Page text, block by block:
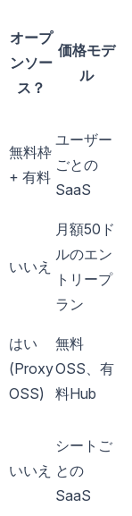
オープ
ンソー
ス？
価格モデ
ル
無料枠
+ 有料
ユーザー
ごとの
SaaS
いいえ
月額50ド
ルのエン
トリープ
ラン
はい
(Proxy
OSS)
無料
OSS、有
料Hub
いいえ
シートご
との
SaaS